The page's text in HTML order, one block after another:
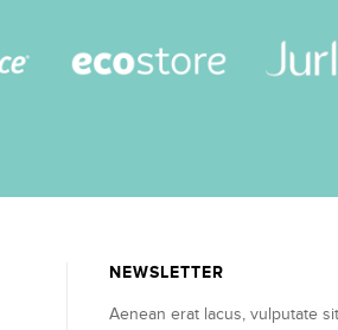
NEWSLETTER
Aenean erat lacus, vulputate